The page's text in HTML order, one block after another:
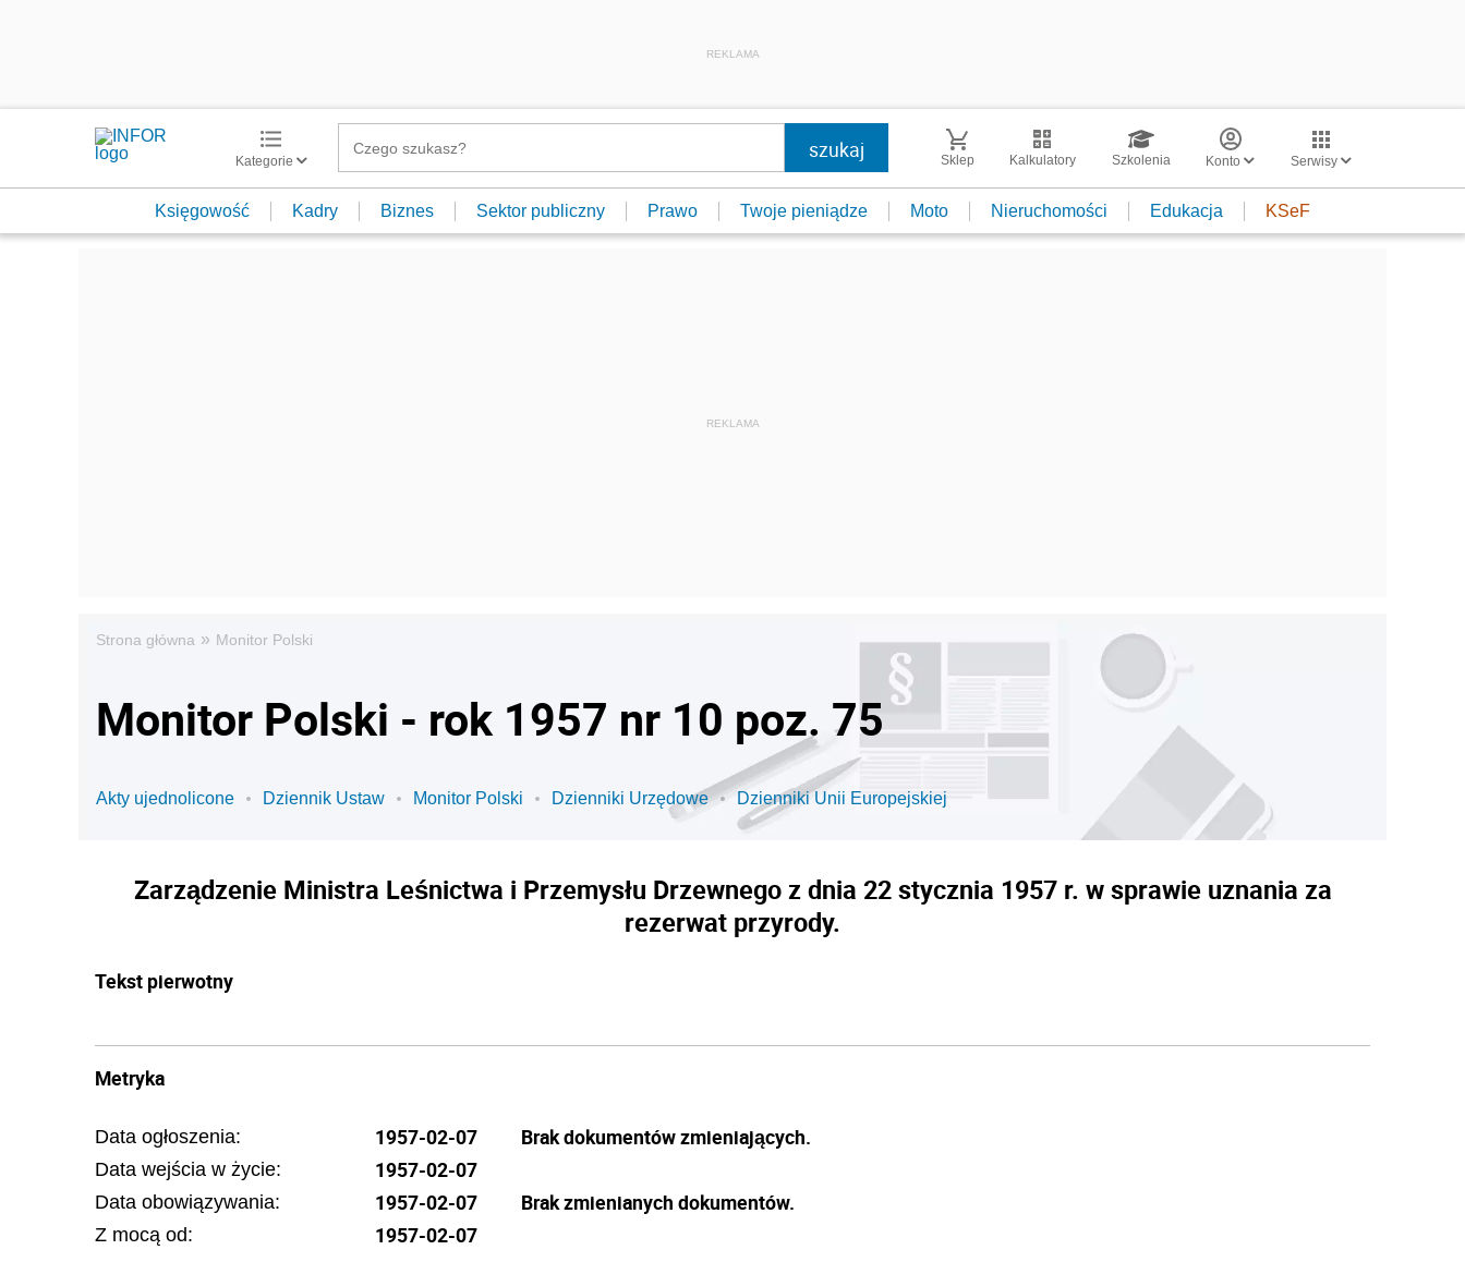
REKLAMA
Kategorie Sklep Kalkulatory Szkolenia Konto Serwisy
Księgowość Kadry Biznes Sektor publiczny Prawo Twoje pieniądze Moto Nieruchomości Edukacja KSeF
Strona główna » Monitor Polski
Monitor Polski - rok 1957 nr 10 poz. 75
Akty ujednolicone Dziennik Ustaw Monitor Polski Dzienniki Urzędowe Dzienniki Unii Europejskiej
Zarządzenie Ministra Leśnictwa i Przemysłu Drzewnego z dnia 22 stycznia 1957 r. w sprawie uznania za
rezerwat przyrody.
Tekst pierwotny
Metryka
Data ogłoszenia: 1957-02-07
Data wejścia w życie: 1957-02-07
Data obowiązywania: 1957-02-07
Z mocą od: 1957-02-07
Brak dokumentów zmieniających.
Brak zmienianych dokumentów.